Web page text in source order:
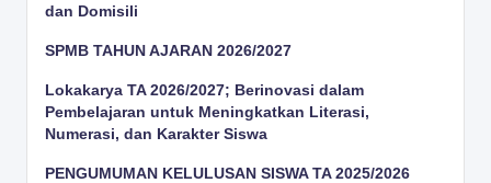
dan Domisili
SPMB TAHUN AJARAN 2026/2027
Lokakarya TA 2026/2027; Berinovasi dalam
Pembelajaran untuk Meningkatkan Literasi,
Numerasi, dan Karakter Siswa
PENGUMUMAN KELULUSAN SISWA TA 2025/2026